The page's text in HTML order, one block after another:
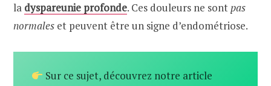
la dyspareunie profonde. Ces douleurs ne sontpas
normales et peuvent être un signe d’endométriose.
Sur ce sujet, découvrez notre article